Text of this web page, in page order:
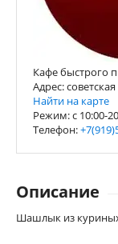
Кафе быстрого
Адрес:
Найти на карте
Режим: с 10:00-
Телефон:
Описание
Шашлык из